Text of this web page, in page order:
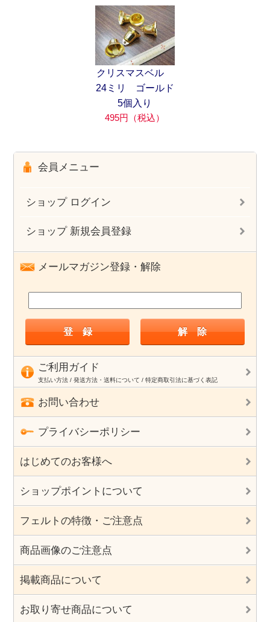
クリスマスベル
24ミリ ゴールド
5個入り
495円（税込）
会員メニュー
ショップ ログイン
ショップ 新規会員登録
メールマガジン登録・解除
ご利用ガイド
支払い方法 / 発送方法・送料について / 特定商取引法に基づく表記
お問い合わせ
プライバシーポリシー
はじめてのお客様へ
ショップポイントについて
フェルトの特徴・ご注意点
商品画像のご注意点
掲載商品について
お取り寄せ商品について